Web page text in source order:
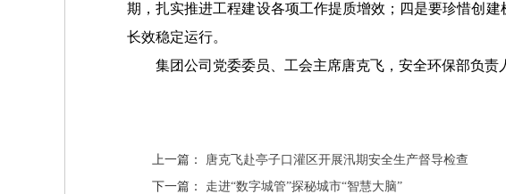
期，扎实推进工程建设各项工作提质增效；四是要珍惜创
长效稳定运行。
集团公司党委委员、工会主席唐克飞，安全环保部负责
上一篇： 唐克飞赴亭子口灌区开展汛期安全生产督导检查
下一篇： 走进“数字城管”探秘城市“智慧大脑”